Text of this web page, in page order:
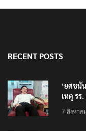
RECENT POSTS
‘ยศชนั
เหตุ รร
7 สิงหาค